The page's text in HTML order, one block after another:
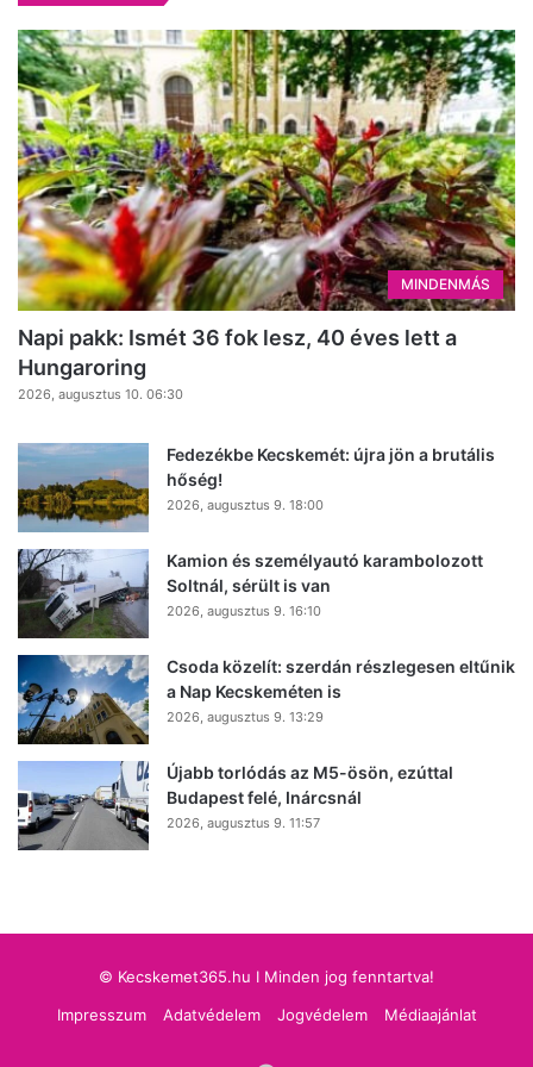
MINDENMÁS
Napi pakk: Ismét 36 fok lesz, 40 éves lett a
Hungaroring
2026, augusztus 10. 06:30
Fedezékbe Kecskemét: újra jön a brutális
hőség!
2026, augusztus 9. 18:00
Kamion és személyautó karambolozott
Soltnál, sérült is van
2026, augusztus 9. 16:10
Csoda közelít: szerdán részlegesen eltűnik
a Nap Kecskeméten is
2026, augusztus 9. 13:29
Újabb torlódás az M5-ösön, ezúttal
Budapest felé, Inárcsnál
2026, augusztus 9. 11:57
© Kecskemet365.hu I Minden jog fenntartva!
Impresszum
Adatvédelem Jogvédelem Médiaajánlat